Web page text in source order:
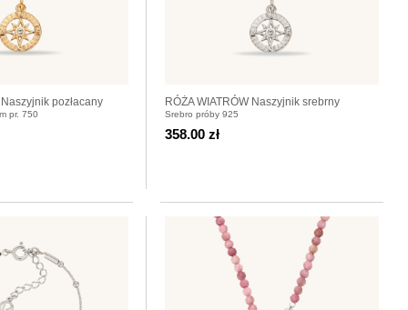
pozłacany
pr. 750
RÓŻA WIATRÓW Naszyjnik srebrny
Srebro próby 925
358.00 zł